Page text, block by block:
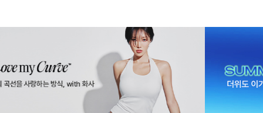
쿨실크 레이시 속바지 쿨실크 베이직 속바지
12,900원